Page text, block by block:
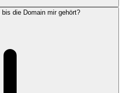
die Domain mir gehört?